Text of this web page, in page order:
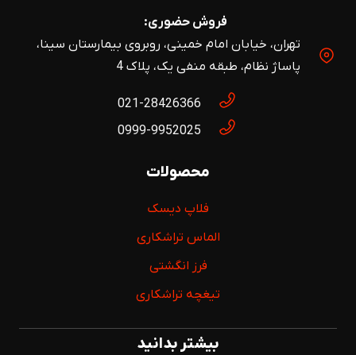
فروش حضوری:
تهران، خیابان امام خمینی، روبروی بیمارستان سینا،
پاساژ نظام، طبقه منفی یک، پلاک 4
021-28426366
0999-9952025
محصولات
فلاپ دیسک
الماس تراشکاری
فرز انگشتی
تیغچه تراشکاری
بیشتر بدانید